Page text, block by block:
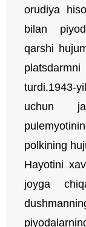
orudiya
bilan
qarshi
platsdarmni
turdi.1943-
uchun
polkining
Hayotini
joyga